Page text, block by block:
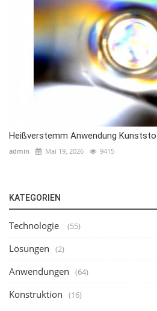
Heißverstemm Anwendung
admin Mai 19, 2026 9415
KATEGORIEN
Technologie (55)
Lösungen (2)
Anwendungen (64)
Konstruktion (16)